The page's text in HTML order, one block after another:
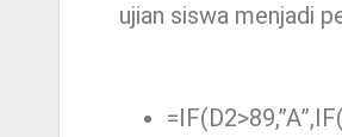
ujian siswa menjadi